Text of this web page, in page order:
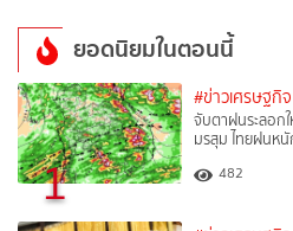
ยอดนิยมในตอนนี้
1
#ข่าวเศรษฐกิจ
จับตาฝนระลอ
มรสุม ไทยฝนหนั
482